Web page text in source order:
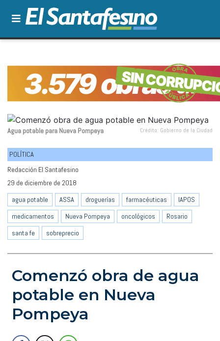
Agua potable para Nueva Pompeya Crédito: Gobierno de la Ciudad
POLÍTICA
Redacción El Santafesino
29 de diciembre de 2018
agua potable
ASSA droguerías farmacéuticas
IAPOS
medicamentos
Nueva Pompeya oncológicos
Rosario
santa fe
sobreprecio
Comenzó obra de agua
potable en Nueva
Pompeya